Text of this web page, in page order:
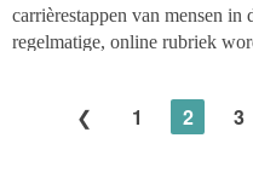
carrièrestappen van mensen in
regelmatige, online rubriek
van Dijk (Groot Nieuws
1 2 3